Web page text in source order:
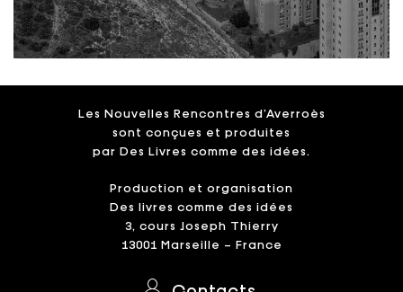
Les Nouvelles Rencontres d’Averroès
sont conçues et produites
par Des Livres comme des idées.
Production et organisation
Des livres comme des idées
3, cours Joseph Thierry
13001 Marseille – France